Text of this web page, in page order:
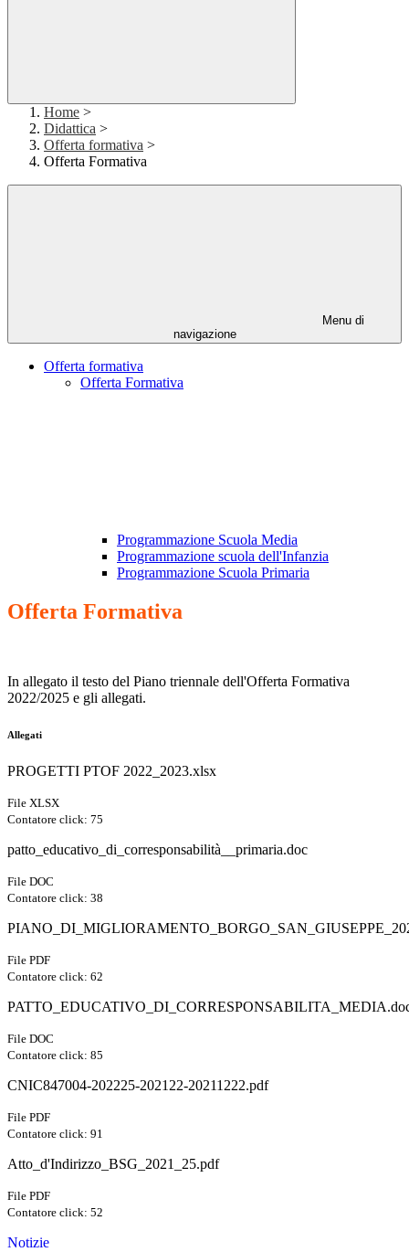
Home >
Didattica >
Offerta formativa >
Offerta Formativa
Menu di
navigazione
Offerta formativa
Offerta Formativa
Programmazione Scuola Media
Programmazione scuola dell'Infanzia
Programmazione Scuola Primaria
Offerta Formativa
In allegato il testo del Piano triennale dell'Offerta Formativa
2022/2025 e gli allegati.
Allegati
PROGETTI PTOF 2022_2023.xlsx
File XLSX
Contatore click: 75
patto_educativo_di_corresponsabilità__primaria.doc
File DOC
Contatore click: 38
File PDF
Contatore click: 62
File DOC
Contatore click: 85
CNIC847004-202225-202122-20211222.pdf
File PDF
Contatore click: 91
Atto_d'Indirizzo_BSG_2021_25.pdf
File PDF
Contatore click: 52
Notizie